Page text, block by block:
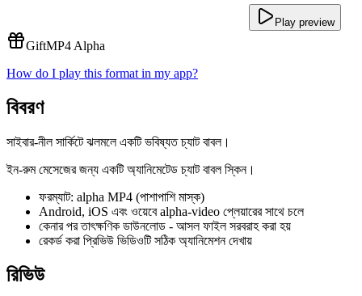
Play preview
GiftMP4 Alpha
How do I play this format in my app?
বিবরণ
সাইবার-নীল সার্কিটে ঝলমলে একটি ভবিষ্যত চ্যাট বাবল।
ইন-রুম মেসেজের জন্য একটি অ্যানিমেটেড চ্যাট বাবল স্কিন।
ফরম্যাট: alpha MP4 (পাশাপাশি মাস্ক)
Android, iOS এবং ওয়েবে alpha-video প্লেয়ারের সাথে চলে
কেনার পর তাৎক্ষণিক ডাউনলোড - আসল ফাইল সরবরাহ করা হয়
রেকর্ড করা প্রিভিউ ভিডিওটি সঠিক অ্যানিমেশন দেখায়
রিভিউ